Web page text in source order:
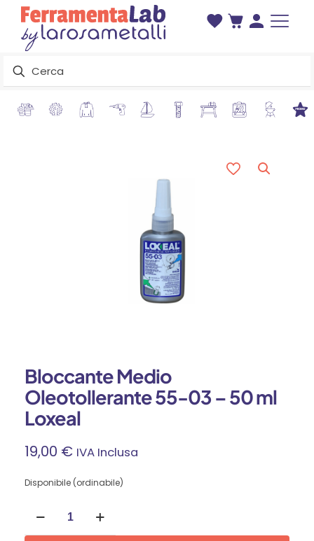
Bloccante Medio
Oleotollerante 55-03 – 50 ml
Loxeal
19,00 € IVA Inclusa
Disponibile (ordinabile)
Medio
Oleotollerante